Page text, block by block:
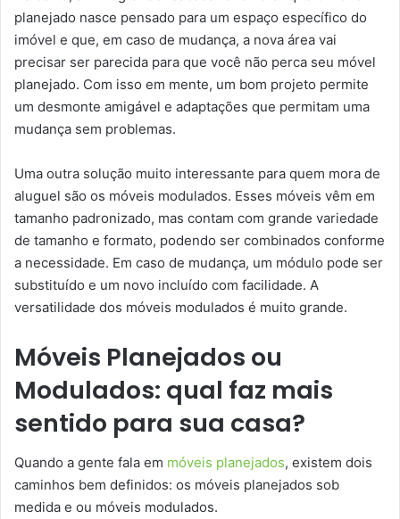
planejado nasce pensado para um espaço específico do
imóvel e que, em caso de mudança, a nova área vai
precisar ser parecida para que você não perca seu móvel
planejado. Com isso em mente, um bom projeto permite
um desmonte amigável e adaptações que permitam uma
mudança sem problemas.
Uma outra solução muito interessante para quem mora de
aluguel são os móveis modulados. Esses móveis vêm em
tamanho padronizado, mas contam com grande variedade
de tamanho e formato, podendo ser combinados conforme
a necessidade. Em caso de mudança, um módulo pode ser
substituído e um novo incluído com facilidade. A
versatilidade dos móveis modulados é muito grande.
Móveis Planejados ou
Modulados: qual faz mais
sentido para sua casa?
Quando a gente fala em móveis planejados, existem dois
caminhos bem definidos: os móveis planejados sob
medida e ou móveis modulados.